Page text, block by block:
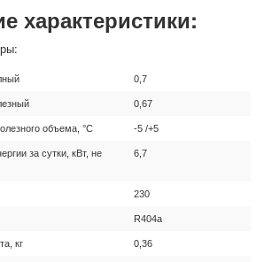
характеристики:
0,7
0,67
объема, °C -5 /+5
за сутки, кВт, не
6,7
230
R404а
кг 0,36